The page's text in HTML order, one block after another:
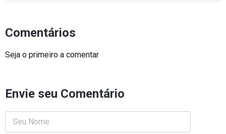
Comentários
Seja o primeiro a comentar
Envie seu Comentário